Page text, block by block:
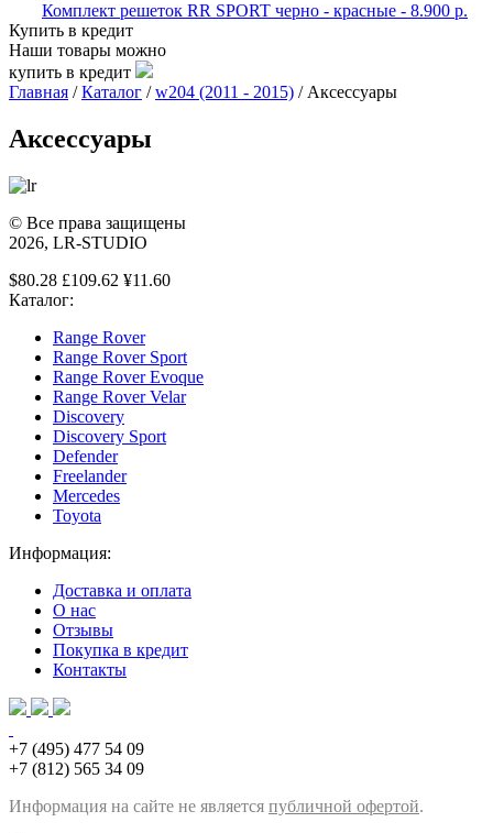
Комплект решеток RR SPORT черно - красные - 8.900 р.
Купить в кредит
Наши товары можно
купить в кредит
Главная /Каталог /w204 (2011 - 2015) / Аксессуары
Аксессуары
© Все права защищены
2026, LR-STUDIO
$80.28 £109.62 ¥11.60
Каталог:
Range Rover
Range Rover Sport
Range Rover Evoque
Range Rover Velar
Discovery
Discovery Sport
Defender
Freelander
Mercedes
Toyota
Информация:
Доставка и оплата
О нас
Отзывы
Покупка в кредит
Контакты
+7 (495) 477 54 09
+7 (812) 565 34 09
Информация на сайте не является публичной офертой.